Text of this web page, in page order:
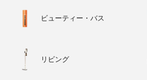
ビューティー・バス
リビング